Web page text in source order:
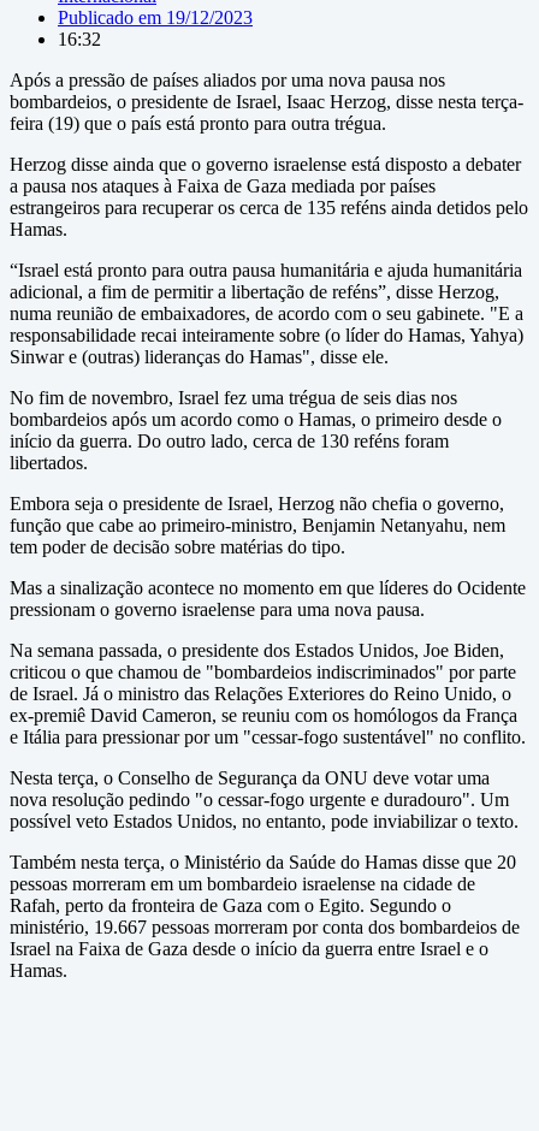
Publicado em 19/12/2023
16:32
Após a pressão de países aliados por uma nova pausa nos
bombardeios, o presidente de Israel, Isaac Herzog, disse nesta terça-
feira (19) que o país está pronto para outra trégua.
Herzog disse ainda que o governo israelense está disposto a debater
a pausa nos ataques à Faixa de Gaza mediada por países
estrangeiros para recuperar os cerca de 135 reféns ainda detidos pelo
Hamas.
“Israel está pronto para outra pausa humanitária e ajuda humanitária
adicional, a fim de permitir a libertação de reféns”, disse Herzog,
numa reunião de embaixadores, de acordo com o seu gabinete. "E a
responsabilidade recai inteiramente sobre (o líder do Hamas, Yahya)
Sinwar e (outras) lideranças do Hamas", disse ele.
No fim de novembro, Israel fez uma trégua de seis dias nos
bombardeios após um acordo como o Hamas, o primeiro desde o
início da guerra. Do outro lado, cerca de 130 reféns foram
libertados.
Embora seja o presidente de Israel, Herzog não chefia o governo,
função que cabe ao primeiro-ministro, Benjamin Netanyahu, nem
tem poder de decisão sobre matérias do tipo.
Mas a sinalização acontece no momento em que líderes do Ocidente
pressionam o governo israelense para uma nova pausa.
Na semana passada, o presidente dos Estados Unidos, Joe Biden,
criticou o que chamou de "bombardeios indiscriminados" por parte
de Israel. Já o ministro das Relações Exteriores do Reino Unido, o
ex-premiê David Cameron, se reuniu com os homólogos da França
e Itália para pressionar por um "cessar-fogo sustentável" no conflito.
Nesta terça, o Conselho de Segurança da ONU deve votar uma
nova resolução pedindo "o cessar-fogo urgente e duradouro". Um
possível veto Estados Unidos, no entanto, pode inviabilizar o texto.
Também nesta terça, o Ministério da Saúde do Hamas disse que 20
pessoas morreram em um bombardeio israelense na cidade de
Rafah, perto da fronteira de Gaza com o Egito. Segundo o
ministério, 19.667 pessoas morreram por conta dos bombardeios de
Israel na Faixa de Gaza desde o início da guerra entre Israel e o
Hamas.